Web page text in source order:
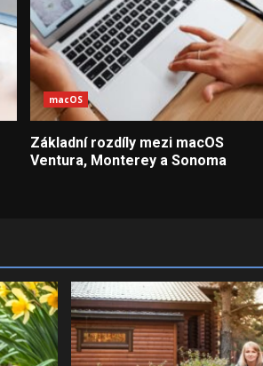
macOS
Základní rozdíly mezi macOS
Ventura, Monterey a Sonoma